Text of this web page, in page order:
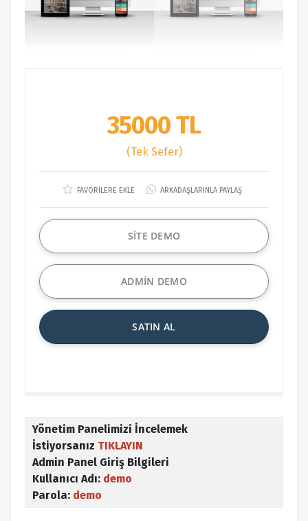
35000 TL
(Tek Sefer)
FAVORİLERE EKLE ARKADAŞLARINLA PAYLAŞ
SİTE DEMO
ADMİN DEMO
SATIN AL
Yönetim Panelimizi İncelemek
İstiyorsanız TIKLAYIN
Admin Panel Giriş Bilgileri
Kullanıcı Adı: demo
Parola: demo